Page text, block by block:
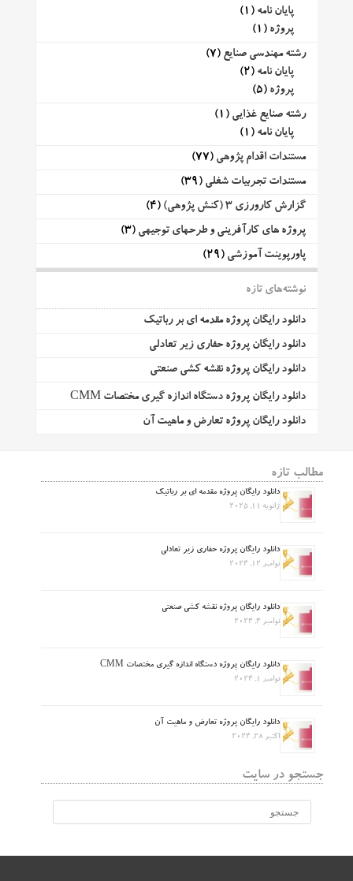
پایان نامه (1)
پروژه (1)
رشته مهندسی صنایع (7)
پایان نامه (2)
پروژه (5)
رشته صنایع غذایی (1)
پایان نامه (1)
مستندات اقدام پژوهی (77)
مستندات تجربیات شغلی (39)
گزارش کارورزی 3 (کنش پژوهی)
(4)
پروژه های کارآفرینی و طرحهای توجیهی (3)
پاورپوینت آموزشی (29)
نوشته‌های تازه
دانلود رایگان پروژه مقدمه ای بر رباتیک
دانلود رایگان پروژه حفاری زیر تعادلی
دانلود رایگان پروژه نقشه کشی صنعتی
دانلود رایگان پروژه دستگاه اندازه گیری مختصات CMM
دانلود رایگان پروژه تعارض و ماهیت آن
مطالب تازه
دانلود رایگان پروژه مقدمه ای بر رباتیک
ژانویه 11, 2025
دانلود رایگان پروژه حفاری زیر تعادلی
نوامبر 12, 2024
دانلود رایگان پروژه نقشه کشی صنعتی
نوامبر 4, 2024
دانلود رایگان پروژه دستگاه اندازه گیری مختصات CMM
نوامبر 1, 2024
دانلود رایگان پروژه تعارض و ماهیت آن
اکتبر 28, 2024
جستجو در سایت